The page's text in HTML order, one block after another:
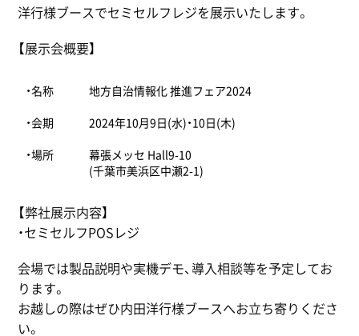
洋行様ブースでセミセルフレジを展示いたします。
【展示会概要】
・名称 地方自治情報化 推進フェア2024
・会期 2024年10月9日(水)・10日(木)
・場所
幕張メッセ Hall9-10
(千葉市美浜区中瀬2-1)
【弊社展示内容】
・セミセルフPOSレジ
会場では製品説明や実機デモ、導入相談等を予定してお
ります。
お越しの際はぜひ内田洋行様ブースへお立ち寄りくださ
い。